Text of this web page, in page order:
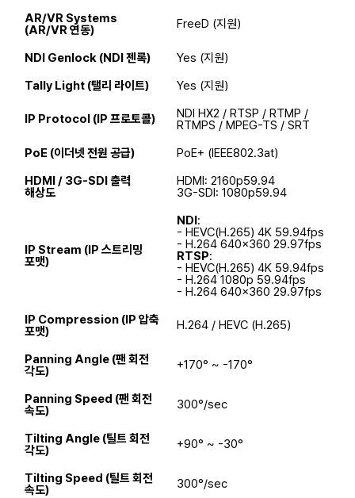
AR/VR Systems
(AR/VR 연동)
FreeD (지원)
NDI Genlock (NDI 젠록)
Yes (지원)
Tally Light (탤리 라이트)
Yes (지원)
IP Protocol (IP 프로토콜)
NDI HX2 / RTSP / RTMP /
RTMPS / MPEG-TS / SRT
PoE (이더넷 전원 공급)
PoE+ (IEEE802.3at)
HDMI / 3G-SDI 출력
해상도
HDMI: 2160p59.94
3G-SDI: 1080p59.94
IP Stream (IP 스트리밍
포맷)
NDI:
- HEVC(H.265) 4K 59.94fps
- H.264 640x360 29.97fps
RTSP:
- HEVC(H.265) 4K 59.94fps
- H.264 1080p 59.94fps
- H.264 640x360 29.97fps
IP Compression (IP 압축
포맷)
H.264 / HEVC (H.265)
Panning Angle (팬 회전
각도)
+170° ~ -170°
Panning Speed (팬 회전
속도)
300°/sec
Tilting Angle (틸트 회전
각도)
+90° ~ -30°
Tilting Speed (틸트 회전
속도)
300°/sec